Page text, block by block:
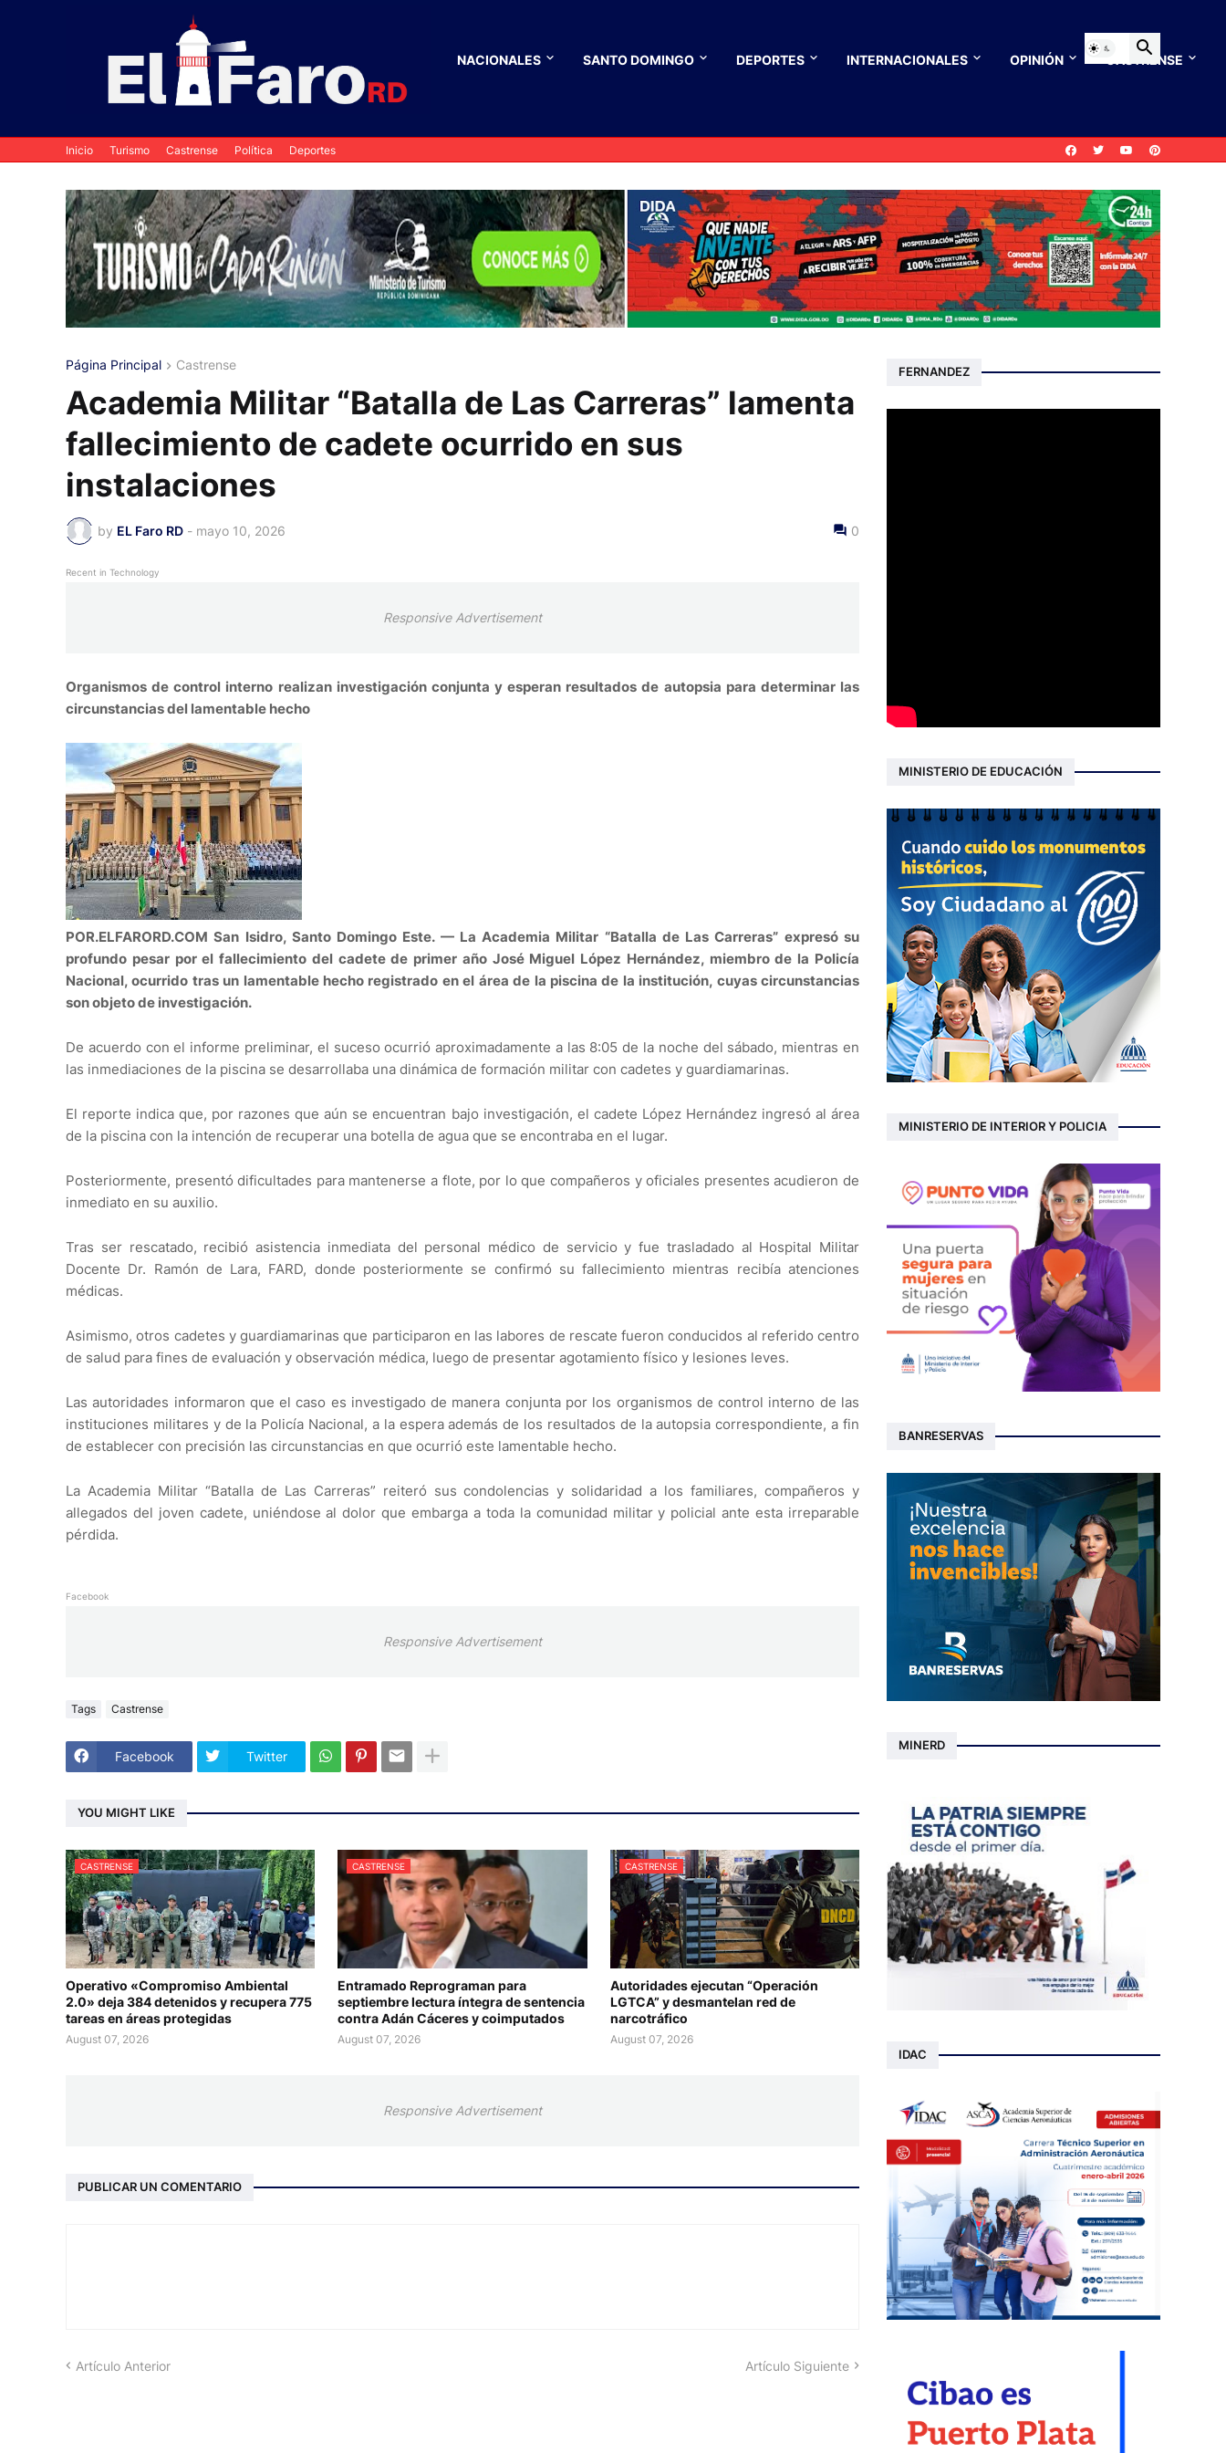
NACIONALES SANTO DOMINGO DEPORTES INTERNACIONALES OPINIÓN CASTRENSE
Inicio Turismo Castrense Política Deportes
Página Principal Castrense
Academia Militar “Batalla de Las Carreras” lamenta
fallecimiento de cadete ocurrido en sus
instalaciones
by EL Faro RD - mayo 10, 2026 0
Recent in Technology
Responsive Advertisement
Organismos de control interno realizan investigación conjunta y esperan resultados de autopsia para determinar las
circunstancias del lamentable hecho
POR.ELFARORD.COM San Isidro, Santo Domingo Este. — La Academia Militar “Batalla de Las Carreras” expresó su
profundo pesar por el fallecimiento del cadete de primer año José Miguel López Hernández, miembro de la Policía
Nacional, ocurrido tras un lamentable hecho registrado en el área de la piscina de la institución, cuyas circunstancias
son objeto de investigación.
De acuerdo con el informe preliminar, el suceso ocurrió aproximadamente a las 8:05 de la noche del sábado, mientras en
las inmediaciones de la piscina se desarrollaba una dinámica de formación militar con cadetes y guardiamarinas.
El reporte indica que, por razones que aún se encuentran bajo investigación, el cadete López Hernández ingresó al área
de la piscina con la intención de recuperar una botella de agua que se encontraba en el lugar.
Posteriormente, presentó dificultades para mantenerse a flote, por lo que compañeros y oficiales presentes acudieron de
inmediato en su auxilio.
Tras ser rescatado, recibió asistencia inmediata del personal médico de servicio y fue trasladado al Hospital Militar
Docente Dr. Ramón de Lara, FARD, donde posteriormente se confirmó su fallecimiento mientras recibía atenciones
médicas.
Asimismo, otros cadetes y guardiamarinas que participaron en las labores de rescate fueron conducidos al referido centro
de salud para fines de evaluación y observación médica, luego de presentar agotamiento físico y lesiones leves.
Las autoridades informaron que el caso es investigado de manera conjunta por los organismos de control interno de las
instituciones militares y de la Policía Nacional, a la espera además de los resultados de la autopsia correspondiente, a fin
de establecer con precisión las circunstancias en que ocurrió este lamentable hecho.
La Academia Militar “Batalla de Las Carreras” reiteró sus condolencias y solidaridad a los familiares, compañeros y
allegados del joven cadete, uniéndose al dolor que embarga a toda la comunidad militar y policial ante esta irreparable
pérdida.
Facebook
Responsive Advertisement
Tags Castrense
Facebook Twitter
YOU MIGHT LIKE
CASTRENSE
Operativo «Compromiso Ambiental
2.0» deja 384 detenidos y recupera 775
tareas en áreas protegidas
August 07, 2026
CASTRENSE
Entramado Reprograman para
septiembre lectura íntegra de sentencia
contra Adán Cáceres y coimputados
August 07, 2026
CASTRENSE
Autoridades ejecutan “Operación
LGTCA” y desmantelan red de
narcotráfico
August 07, 2026
Responsive Advertisement
PUBLICAR UN COMENTARIO
Artículo Anterior Artículo Siguiente
FERNANDEZ
MINISTERIO DE EDUCACIÓN
MINISTERIO DE INTERIOR Y POLICIA
BANRESERVAS
MINERD
IDAC